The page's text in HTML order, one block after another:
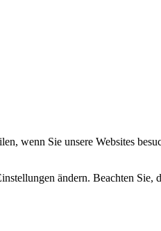
wenn Sie unsere Websites
ändern. Beachten